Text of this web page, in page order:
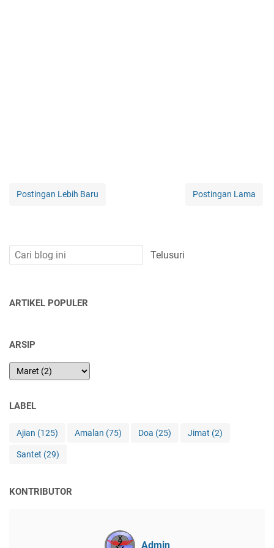
Postingan Lebih Baru Postingan Lama
ARTIKEL POPULER
ARSIP
LABEL
Ajian (125) Amalan (75) Doa (25) Jimat (2)
Santet (29)
KONTRIBUTOR
Admin